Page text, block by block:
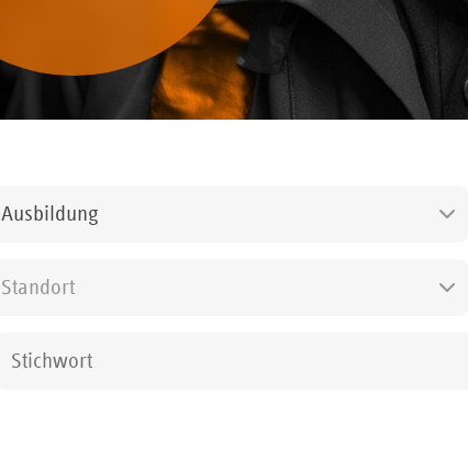
Ausbildung
Standort